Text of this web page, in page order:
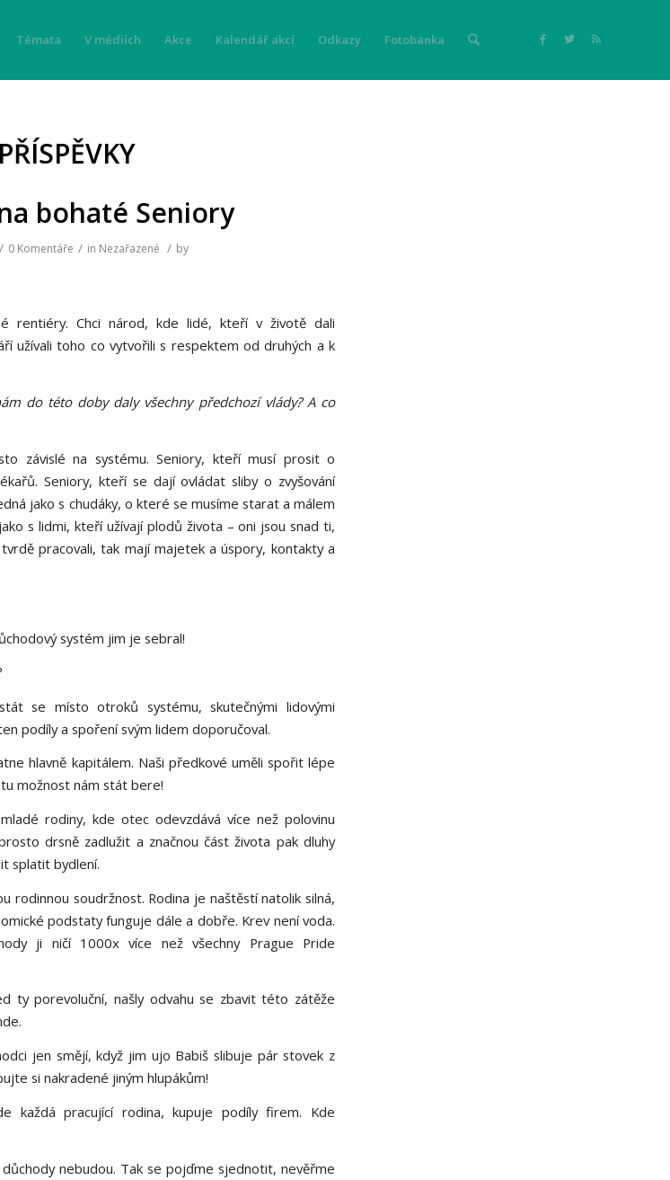
Témata V médiích Akce Kalendář akcí Odkazy Fotobanka
PŘÍSPĚVKY
bohaté Seniory
/ 0 Komentáře / in Nezařazené / by
rentiéry. Chci národ, kde lidé, kteří v životě dali
užívali toho co vytvořili s respektem od druhých a k
do této doby daly všechny předchozí vlády? A co
závislé na systému. Seniory, kteří musí prosit o
Seniory, kteří se dají ovládat sliby o zvyšování
jako s chudáky, o které se musíme starat a málem
s lidmi, kteří užívají plodů života – oni jsou snad ti,
pracovali, tak mají majetek a úspory, kontakty a
systém jim je sebral!
se místo otroků systému, skutečnými lidovými
podíly a spoření svým lidem doporučoval.
hlavně kapitálem. Naši předkové uměli spořit lépe
možnost nám stát bere!
rodiny, kde otec odevzdává více než polovinu
drsně zadlužit a značnou část života pak dluhy
splatit bydlení.
rodinnou soudržnost. Rodina je naštěstí natolik silná,
podstaty funguje dále a dobře. Krev není voda.
ji ničí 1000x více než všechny Prague Pride
ty porevoluční, našly odvahu se zbavit této zátěže
jen smějí, když jim ujo Babiš slibuje pár stovek z
si nakradené jiným hlupákům!
každá pracující rodina, kupuje podíly firem. Kde
nebudou. Tak se pojďme sjednotit, nevěřme